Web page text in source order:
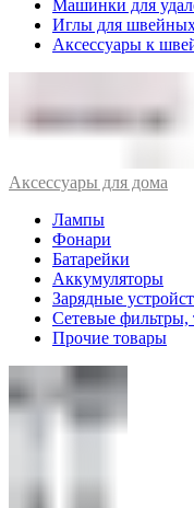
Машинки для
Иглы для
Аксессуары к
Аксессуары для дома
Лампы
Фонари
Батарейки
Аккумуляторы
Зарядные
Сетевые фильтры,
Прочие товары